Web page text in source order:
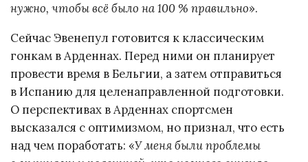
нужно, чтобы всё было на 100 % правильно».
Сейчас Эвенепул готовится к классическим
гонкам в Арденнах. Перед ними он планирует
провести время в Бельгии, а затем отправиться
в Испанию для целенаправленной подготовки.
О перспективах в Арденнах спортсмен
высказался с оптимизмом, но признал, что есть
над чем поработать: «У меня были проблемы